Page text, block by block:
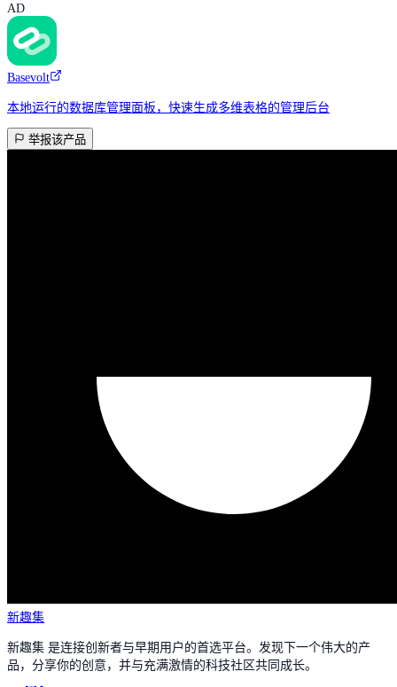
AD
Basevolt
本地运行的数据库管理面板，快速生成多维表格的管理后台
举报该产品
新趣集
新趣集 是连接创新者与早期用户的首选平台。发现下一个伟大的产
品，分享你的创意，并与充满激情的科技社区共同成长。